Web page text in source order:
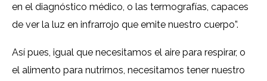
en el diagnóstico médico, o las termografías, capaces
de ver la luz en infrarrojo que emite nuestro cuerpo”.
Así pues, igual que necesitamos el aire para respirar, o
el alimento para nutrirnos, necesitamos tener nuestro